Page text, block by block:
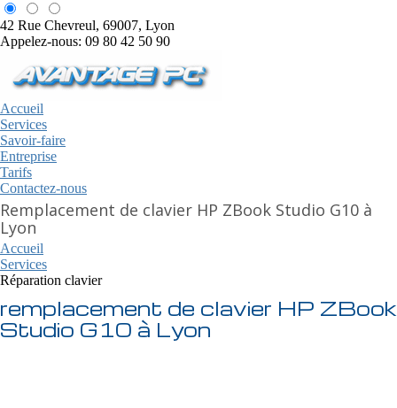
42 Rue Chevreul, 69007, Lyon
Appelez-nous: 09 80 42 50 90
Accueil
Services
Savoir-faire
Entreprise
Tarifs
Contactez-nous
Remplacement de clavier HP ZBook Studio G10 à
Lyon
Accueil
Services
Réparation clavier
remplacement de clavier HP ZBook
Studio G10 à Lyon